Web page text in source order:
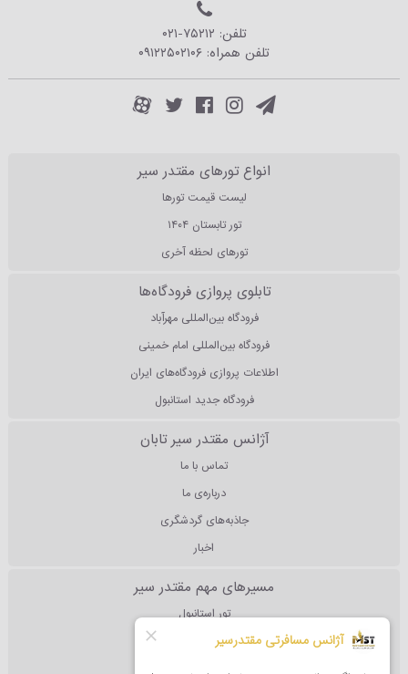
تلفن: ۰۲۱-۷۵۲۱۲
تلفن همراه: ۰۹۱۲۲۵۰۲۱۰۶
انواع تورهای مقتدر سیر
لیست قیمت تورها
تور تابستان ۱۴۰۴
تورهای لحظه آخری
تابلوی پروازی فرودگاه‌ها
فرودگاه بین‌المللی مهرآباد
فرودگاه بین‌المللی امام خمینی
اطلاعات پروازی فرودگاه‌های ایران
فرودگاه جدید استانبول
آژانس مقتدر سیر تابان
تماس با ما
درباره‌ی ما
جاذبه‌های گردشگری
اخبار
مسیرهای مهم مقتدر سیر
تور استانبول
تور آنتالیا